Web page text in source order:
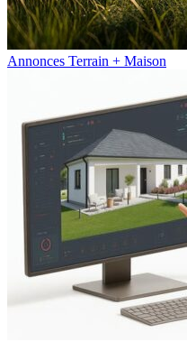
Annonces Terrain + Maison